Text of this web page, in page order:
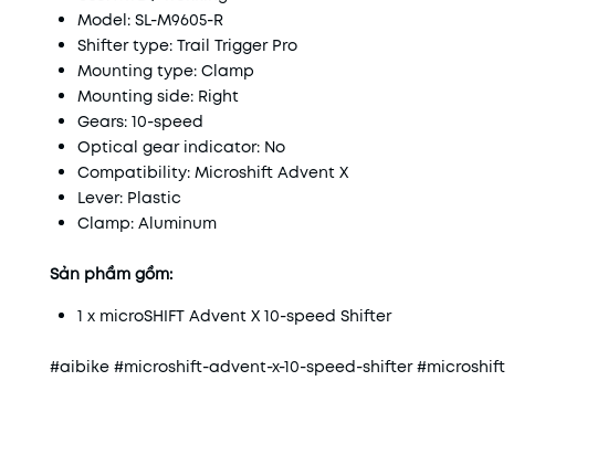
Model: SL-M9605-R
Shifter type: Trail Trigger Pro
Mounting type: Clamp
Mounting side: Right
Gears: 10-speed
Optical gear indicator: No
Compatibility: Microshift Advent X
Lever: Plastic
Clamp: Aluminum
Sản phầm gồm:
1 x microSHIFT Advent X 10-speed Shifter
#aibike #microshift-advent-x-10-speed-shifter #microshift